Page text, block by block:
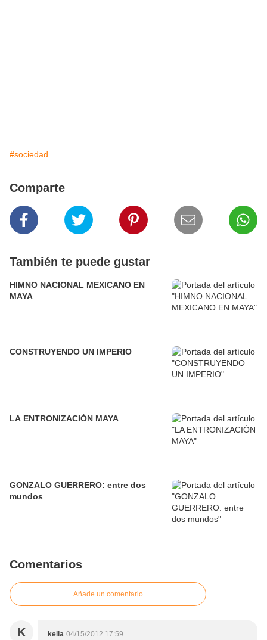
#sociedad
Comparte
También te puede gustar
HIMNO NACIONAL MEXICANO EN
MAYA
CONSTRUYENDO UN IMPERIO
LA ENTRONIZACIÓN MAYA
GONZALO GUERRERO: entre dos
mundos
Comentarios
Añade un comentario
K keila 04/15/2012 17:59